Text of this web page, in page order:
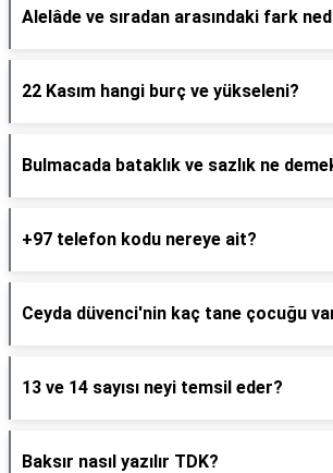
Alelâde ve sıradan arasındaki fark
22 Kasım hangi burç ve yükseleni?
Bulmacada bataklık ve sazlık ne
+97 telefon kodu nereye ait?
Ceyda düvenci'nin kaç tane çocuğu
13 ve 14 sayısı neyi temsil eder?
Baksır nasıl yazılır TDK?